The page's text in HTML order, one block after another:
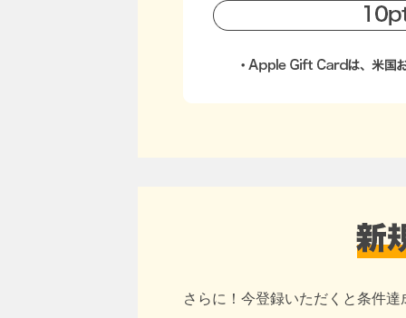
さらに！今登録いただくと条件達